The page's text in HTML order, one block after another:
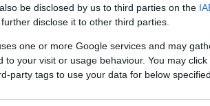
be disclosed by us to third parties on the
disclose it to other third parties.
one or more Google services and may
to your visit or usage behaviour. You may
party tags to use your data for below
M PKT Z R P
26 67 22 1
26 66 22 0 4 116-
26 65 21 2 100-25